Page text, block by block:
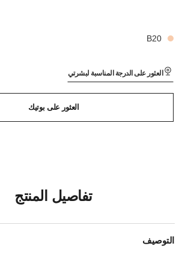
B20
العثور على الدرجة المناسبة لبشرتي
العثور على بوتيك
تفاصيل المنتج
التوصيف